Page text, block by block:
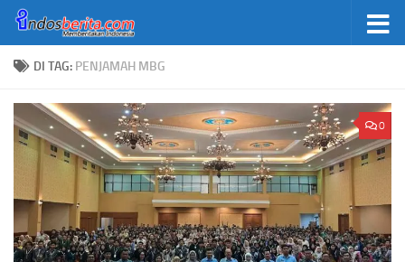
Skip to content
DI TAG: PENJAMAH MBG
0